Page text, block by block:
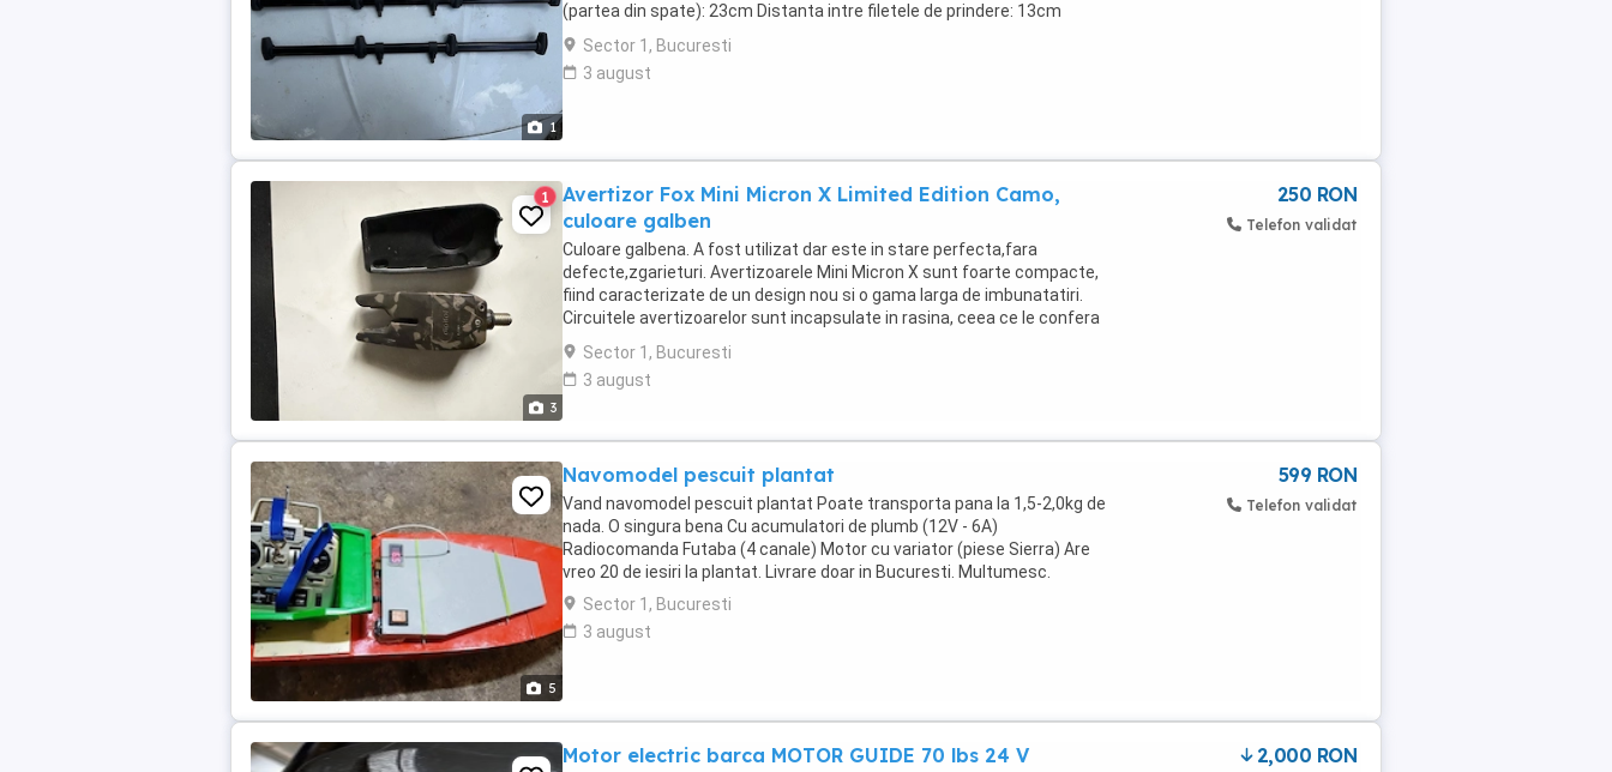
1
(partea din spate): 23cm Distanta intre filetele de prindere: 13cm
Prindere dubla (goal ...
Sector 1, Bucuresti
3 august
3
1
Avertizor Fox Mini Micron X Limited Edition Camo,
culoare galben
Culoare galbena. A fost utilizat dar este in stare perfecta,fara
defecte,zgarieturi. Avertizoarele Mini Micron X sunt foarte compacte,
fiind caracterizate de un design nou si o gama larga de imbunatatiri.
Circuitele avertizoarelor sunt incapsulate in rasina, ceea ce le confera
o durata lunga de viata, ...
Sector 1, Bucuresti
3 august
250 RON
Telefon validat
5
Navomodel pescuit plantat
Vand navomodel pescuit plantat Poate transporta pana la 1,5-2,0kg de
nada. O singura bena Cu acumulatori de plumb (12V - 6A)
Radiocomanda Futaba (4 canale) Motor cu variator (piese Sierra) Are
vreo 20 de iesiri la plantat. Livrare doar in Bucuresti. Multumesc.
Sector 1, Bucuresti
3 august
599 RON
Telefon validat
Motor electric barca MOTOR GUIDE 70 lbs 24 V
2,000 RON